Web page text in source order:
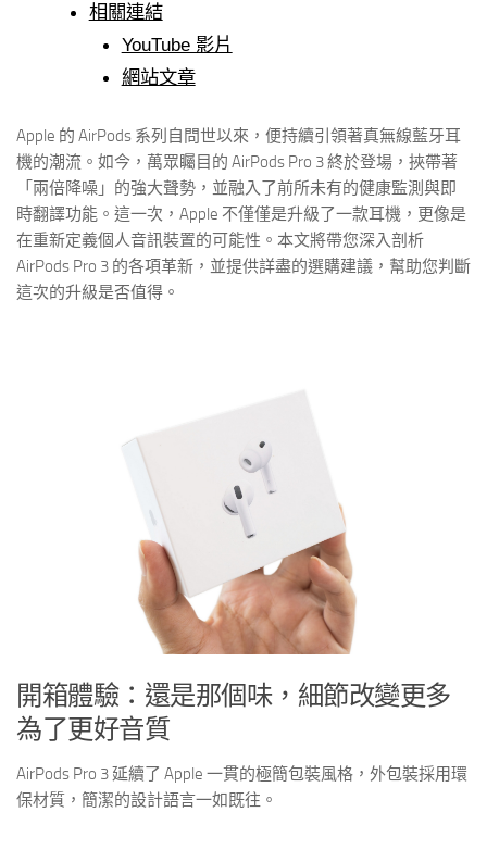
相關連結
YouTube 影片
網站文章
Apple 的 AirPods 系列自問世以來，便持續引領著真無線藍牙耳
機的潮流。如今，萬眾矚目的 AirPods Pro 3 終於登場，挾帶著
「兩倍降噪」的強大聲勢，並融入了前所未有的健康監測與即
時翻譯功能。這一次，Apple 不僅僅是升級了一款耳機，更像是
在重新定義個人音訊裝置的可能性。本文將帶您深入剖析
AirPods Pro 3 的各項革新，並提供詳盡的選購建議，幫助您判斷
這次的升級是否值得。
開箱體驗：還是那個味，細節改變更多
為了更好音質
AirPods Pro 3 延續了 Apple 一貫的極簡包裝風格，外包裝採用環
保材質，簡潔的設計語言一如既往。